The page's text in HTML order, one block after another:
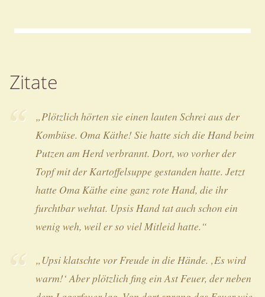
Zitate
„Plötzlich hörten sie einen lauten Schrei aus der
Kombüse. Oma Käthe! Sie hatte sich die Hand beim
Putzen am Herd verbrannt. Dort, wo vorher der
Topf mit der Kartoffelsuppe gestanden hatte. Jetzt
hatte Oma Käthe eine ganz rote Hand, die ihr
furchtbar wehtat. Upsis Hand tat auch schon ein
wenig weh, weil er so viel Mitleid hatte.“
„Upsi klatschte vor Freude in die Hände. ‚Es wird
warm!‘ Aber plötzlich fing ein Ast Feuer, der neben